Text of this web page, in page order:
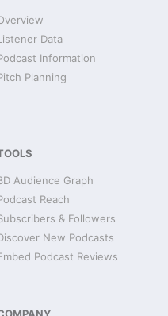
Data
Information
Planning
Audience Graph
Reach
& Followers
New Podcasts
Podcast Reviews